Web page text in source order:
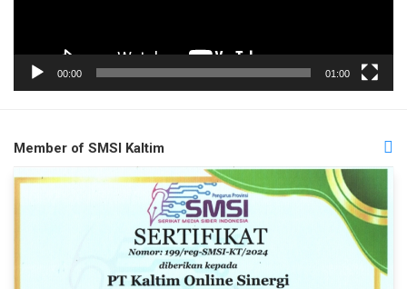
00:00 01:00
Member of SMSI Kaltim